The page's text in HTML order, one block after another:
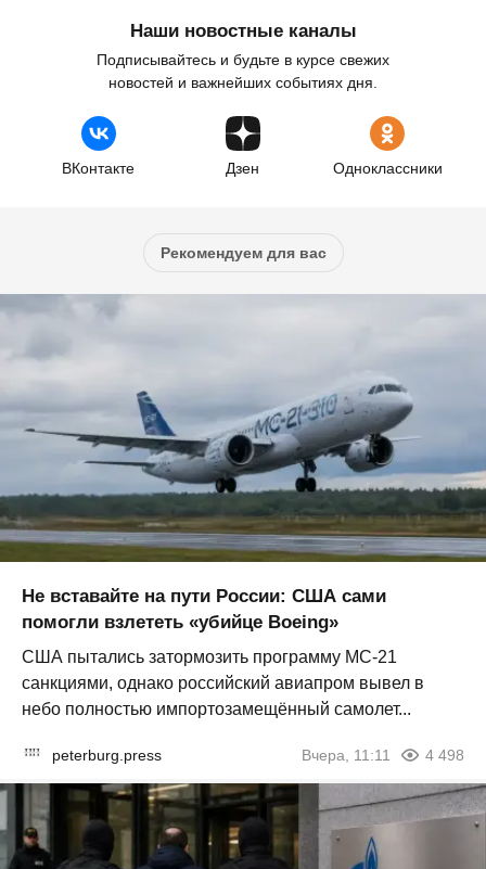
Наши новостные каналы
Подписывайтесь и будьте в курсе свежих
новостей и важнейших событиях дня.
ВКонтакте Дзен Одноклассники
Рекомендуем для вас
Не вставайте на пути России: США сами
помогли взлететь «убийце Boeing»
США пытались затормозить программу МС-21
санкциями, однако российский авиапром вывел в
небо полностью импортозамещённый самолет...
peterburg.press Вчера, 11:11 4 498